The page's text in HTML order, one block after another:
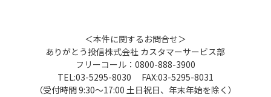
＜本件に関するお問合せ＞
ありがとう投信株式会社 カスタマーサービス部
フリーコール：0800-888-3900
TEL:03-5295-8030 FAX:03-5295-8031
（受付時間 9:30～17:00 土日祝日、年末年始を除く）